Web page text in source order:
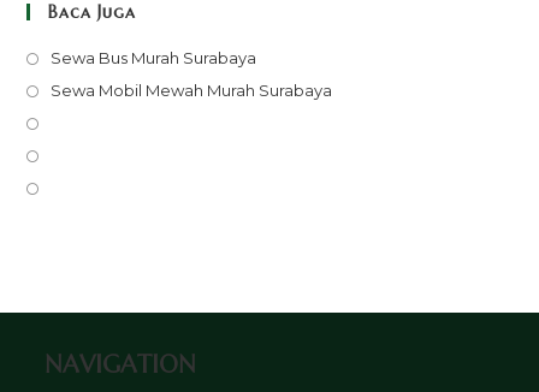
Baca Juga
Sewa Bus Murah Surabaya
in
Sewa Mobil Mewah Murah Surabaya
tab
NAVIGATION